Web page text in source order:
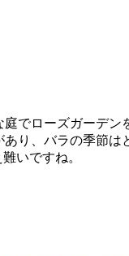
でローズガーデン
り、バラの季節は
いですね。